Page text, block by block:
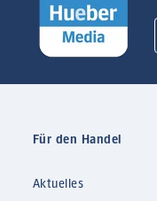
Für den Handel
Aktuelles